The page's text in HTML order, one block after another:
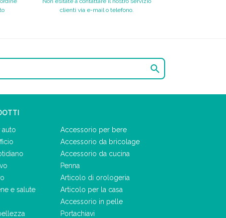
clienti via e-mail o telefono.

e salute
Accessorio per bere
Accessorio da bricolage
Accessorio da cucina
Penna
Articolo di orologeria
Articolo per la casa
Accessorio in pelle
Portachiavi